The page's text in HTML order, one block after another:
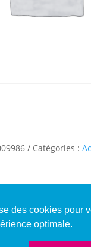
des cookies pour
optimale.
Catégories :